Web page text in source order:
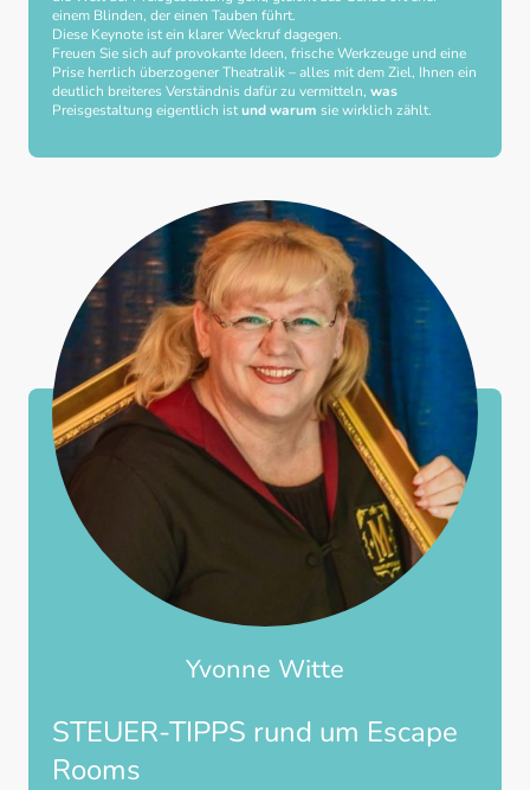
einem Blinden, der einen Tauben führt.
Diese Keynote ist ein klarer Weckruf dagegen.
Freuen Sie sich auf provokante Ideen, frische Werkzeuge und eine
Prise herrlich überzogener Theatralik – alles mit dem Ziel, Ihnen ein
deutlich breiteres Verständnis dafür zu vermitteln, was
Preisgestaltung eigentlich istund warum sie wirklich zählt.
Yvonne Witte
STEUER-TIPPS rund um Escape
Rooms